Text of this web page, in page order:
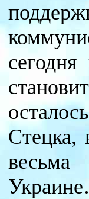
Стецка,
весьма